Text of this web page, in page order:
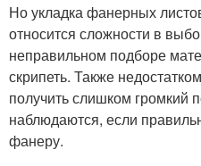
Но укладка фанерных
относится сложности в
неправильном подборе
скрипеть. Также
получить слишком громкий
наблюдаются, если
фанеру.